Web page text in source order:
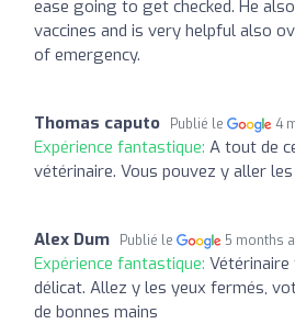
ease going to get checked. He
vaccines and is very helpful also
of emergency.
Thomas caputo Publié le 4
Expérience fantastique: A tout de
vétérinaire. Vous pouvez y aller
Alex Dum Publié le 5 months
Expérience fantastique:
délicat. Allez y les yeux fermés,
de bonnes mains